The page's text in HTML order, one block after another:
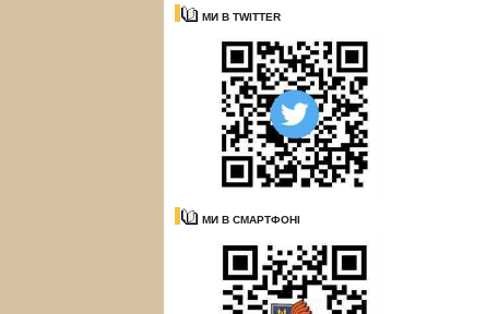
МИ В TWITTER
МИ В СМАРТФОНІ